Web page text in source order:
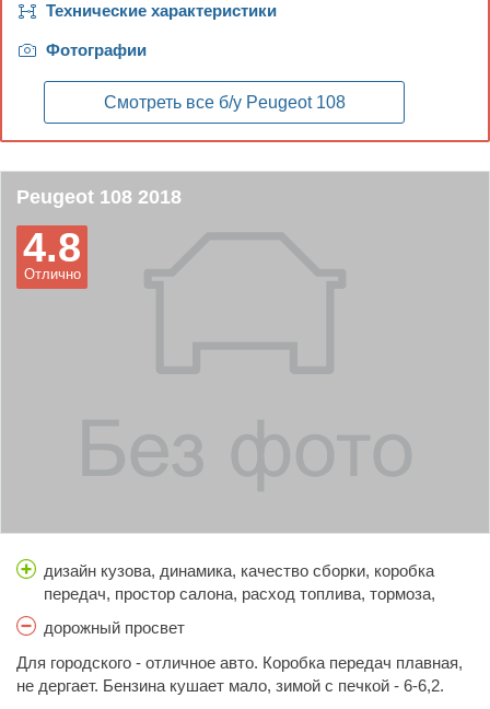
Технические характеристики
Фотографии
Смотреть все б/у Peugeot 108
Peugeot 108 2018
Отлично
4.8
дизайн кузова, динамика, качество сборки, коробка
передач, простор салона, расход топлива, тормоза,
дорожный просвет
Для городского - отличное авто. Коробка передач плавная,
не дергает. Бензина кушает мало, зимой с печкой - 6-6,2.